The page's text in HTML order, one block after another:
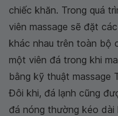
chiếc khăn. Trong quá
viên massage sẽ đặt
khác nhau trên toàn bộ
một viên đá trong khi
bằng kỹ thuật massage
Đôi khi, đá lạnh cũng
đá nóng thường kéo dài